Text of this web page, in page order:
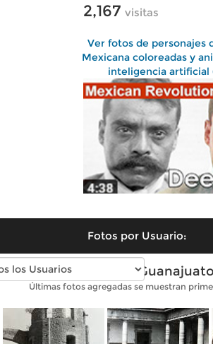
2,167 visitas
Ver fotos de personajes
Mexicana coloreadas y
inteligencia artificial
Fotos por Usuario:
Fotos antiguas de
Últimas fotos agregadas se muestran